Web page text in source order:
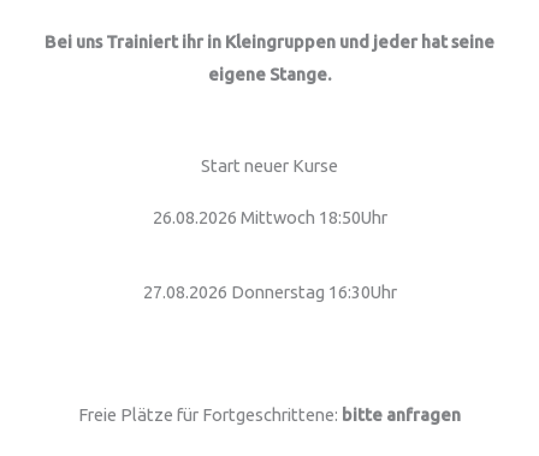
Bei uns Trainiert ihr in Kleingruppen und jeder hat seine
eigene Stange.
Start neuer Kurse
26.08.2026 Mittwoch 18:50Uhr
27.08.2026 Donnerstag 16:30Uhr
Freie Plätze für Fortgeschrittene: bitte anfragen